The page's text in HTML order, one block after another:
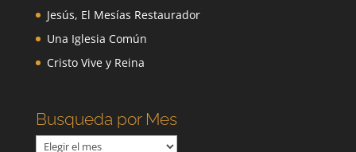
Jesús, El Mesías Restaurador
Una Iglesia Común
Cristo Vive y Reina
Busqueda por Mes
Busqueda